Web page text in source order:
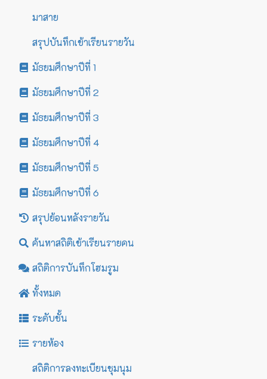
มาสาย
สรุปบันทึกเข้าเรียนรายวัน
มัธยมศึกษาปีที่ 1
มัธยมศึกษาปีที่ 2
มัธยมศึกษาปีที่ 3
มัธยมศึกษาปีที่ 4
มัธยมศึกษาปีที่ 5
มัธยมศึกษาปีที่ 6
สรุปย้อนหลังรายวัน
ค้นหาสถิติเข้าเรียนรายคน
สถิติการบันทึกโฮมรูม
ทั้งหมด
ระดับชั้น
รายห้อง
สถิติการลงทะเบียนชุมนุม